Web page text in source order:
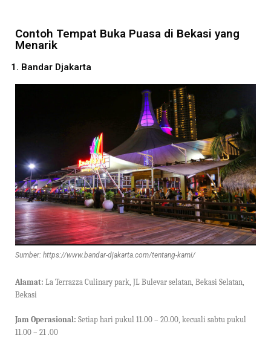
Contoh Tempat Buka Puasa di Bekasi yang
Menarik
1. Bandar Djakarta
Sumber: https://www.bandar-djakarta.com/tentang-kami/
Alamat: La Terrazza Culinary park, JL Bulevar selatan, Bekasi Selatan,
Bekasi
Jam Operasional: Setiap hari pukul 11.00 – 20.00, kecuali sabtu pukul
11.00 – 21 .00